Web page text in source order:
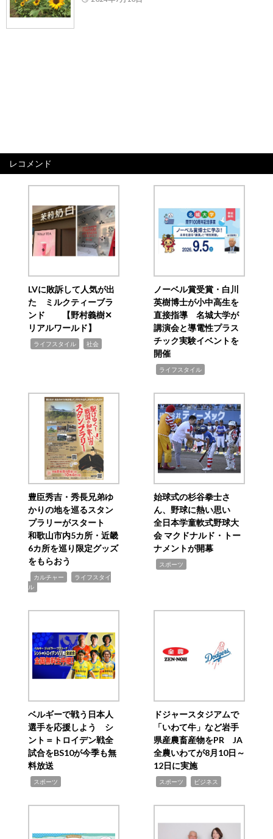
レコメンド
LVに敗訴して人気が出
た ミルクティーブラ
ンド 【野村義樹✕
リアルワールド】
ライフスタイル 社会
ノーベル賞受賞・白川
英樹博士が小中高生を
直接指導 名城大学が
講演会と導電性プラス
チック実験イベントを
開催
ライフスタイル
豊臣秀吉・秀長兄弟ゆ
かりの地を巡るスタン
プラリーがスタート
和歌山市内5カ所・近畿
6カ所を巡り限定グッズ
をもらおう
カルチャー
ライフスタイ
ル
始球式の杉谷拳士さ
ん、野球に熱い思い
全日本学童軟式野球大
会 マクドナルド・トー
ナメントが開幕
スポーツ
ベルギーで戦う日本人
選手を応援しよう シ
ント＝トロイデン戦全
試合をBS10が今季も無
料放送
スポーツ
ドジャースタジアムで
「いわて牛」など岩手
県産農畜産物をPR JA
全農いわてが8月10日～
12日に実施
スポーツ ビジネス